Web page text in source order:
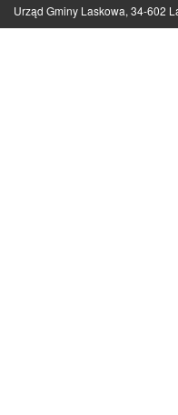
Urząd Gminy Laskowa, 34-602